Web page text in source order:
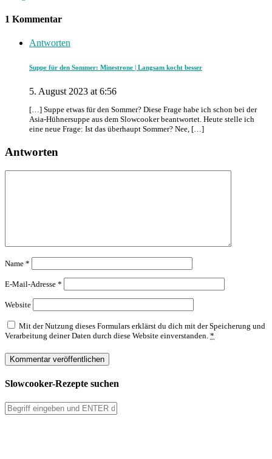
1 Kommentar
Antworten
Suppe für den Sommer: Minestrone | Langsam kocht besser
5. August 2023 at 6:56
[…] Suppe etwas für den Sommer? Diese Frage habe ich schon bei der
Asia-Hühnersuppe aus dem Slowcooker beantwortet. Heute stelle ich
eine neue Frage: Ist das überhaupt Sommer? Nee, […]
Antworten
Name *
E-Mail-Adresse *
Website
Mit der Nutzung dieses Formulars erklärst du dich mit der Speicherung und
Verarbeitung deiner Daten durch diese Website einverstanden. *
Slowcooker-Rezepte suchen